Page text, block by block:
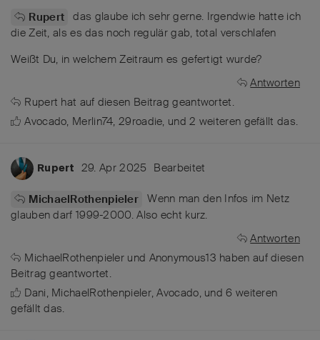
Rupert das glaube ich sehr gerne. Irgendwie hatte ich
die Zeit, als es das noch regulär gab, total verschlafen
Weißt Du, in welchem Zeitraum es gefertigt wurde?
Antworten
Rupert hat auf diesen Beitrag geantwortet.
Avocado, Merlin74,29roadie, und2 weiteren gefällt das.
Rupert 29. Apr 2025 Bearbeitet
MichaelRothenpieler Wenn man den Infos im Netz
glauben darf 1999-2000. Also echt kurz.
Antworten
MichaelRothenpieler und Anonymous13 haben auf diesen
Beitrag geantwortet.
Dani, MichaelRothenpieler,Avocado, und6 weiteren
gefällt das.